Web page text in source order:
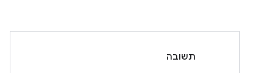
תשובה